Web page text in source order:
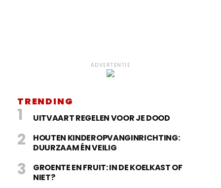
ADVERTENTIE
TRENDING
UITVAART REGELEN VOOR JE DOOD
HOUTEN KINDEROPVANGINRICHTING:
DUURZAAM ÉN VEILIG
GROENTE EN FRUIT: IN DE KOELKAST OF
NIET?